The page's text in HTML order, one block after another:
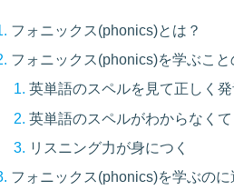
フォニックス(phonics)とは？
フォニックス(phonics)を学ぶこと
英単語のスペルを見て正しく
英単語のスペルがわからなく
リスニング力が身につく
フォニックス(phonics)を学ぶの